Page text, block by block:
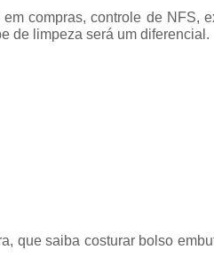
compras, controle de NFS,
de limpeza será um diferencial.
que saiba costurar bolso